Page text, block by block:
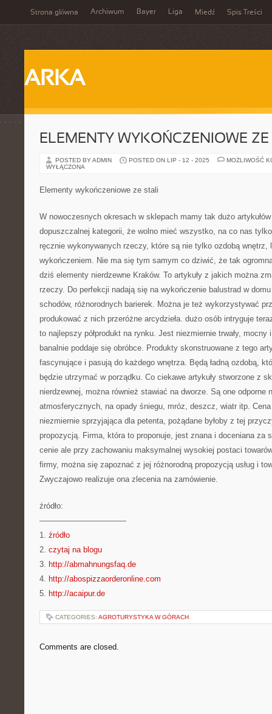
Strona główna Archiwum Bayer Liga Miedź Spis Treści
ARKA
ELEMENTY WYKOŃCZENIOWE
POSTED BY ADMIN POSTED ON LIP - 12 - 2025
MOŻLIWOŚĆ
WYŁĄCZONA
Elementy wykończeniowe ze stali
W nowoczesnych okresach w sklepach mamy tak dużo
dopuszczalnej kategorii, że wolno mieć wszystko, na co nas
ręcznie wykonywanych rzeczy, które są nie tylko ozdobą
wykończeniem. Nie ma się tym samym co dziwić, że tak
dziś elementy nierdzewne Kraków. To artykuły z jakich można
rzeczy. Do perfekcji nadają się na wykończenie balustrad w
schodów, różnorodnych barierek. Można je też wykorzystywać
produkować z nich przeróżne arcydzieła. dużo osób intryguje
to najlepszy półprodukt na rynku. Jest niezmiernie trwały, mocny
banalnie poddaje się obróbce. Produkty skonstruowane z tego
fascynujące i pasują do każdego wnętrza. Będą ładną ozdobą,
będzie utrzymać w porządku. Co ciekawe artykuły stworzone z
nierdzewnej, można również stawiać na dworze. Są one odporne
atmosferycznych, na opady śniegu, mróz, deszcz, wiatr itp.
niezmiernie sprzyjająca dla petenta, pożądane byłoby z tej
propozycją. Firma, która to proponuje, jest znana i doceniana za
cenie ale przy zachowaniu maksymalnej wysokiej postaci
firmy, można się zapoznać z jej różnorodną propozycją usług i
Zwyczajowo realizuje ona zlecenia na zamówienie.
źródło:
———————————
1. źródło
2. czytaj na blogu
3. http://abmahnungsfaq.de
4. http://abospizzaorderonline.com
5. http://acaipur.de
CATEGORIES: AGROTURYSTYKA W GÓRACH
Comments are closed.